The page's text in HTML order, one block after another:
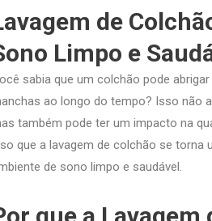
de
Limpo e
sabia que um colchão pode
ao longo do tempo? Isso não
também pode ter um impacto na
que a lavagem de colchão se torna
de sono limpo e saudável.